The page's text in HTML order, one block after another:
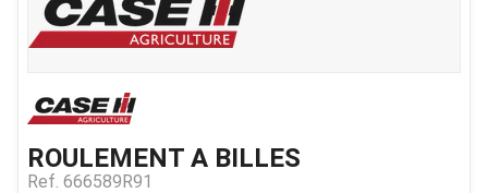
ROULEMENT A BILLES
Ref. 666589R91